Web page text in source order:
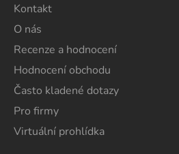
Kontakt
O nás
Recenze a hodnocení
Hodnocení obchodu
Často kladené dotazy
Pro firmy
Virtuální prohlídka